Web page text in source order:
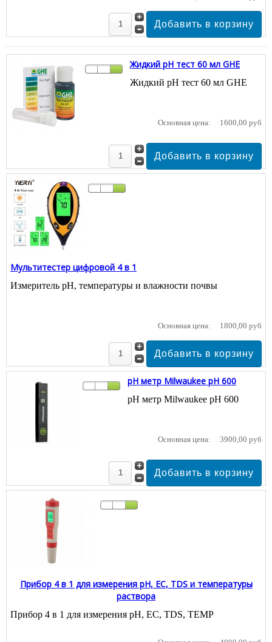
Жидкий pH тест 60 мл GHE
Жидкий pH тест 60 мл GHE
Основная цена: 1600,00 руб
Мультитестер цифровой 4 в 1
Измеритель pH, температуры и влажности почвы
Основная цена: 1800,00 руб
pH метр Milwaukee pH 600
pH метр Milwaukee pH 600
Основная цена: 3900,00 руб
Прибор 4 в 1 для измерения pH, EC, TDS и температуры
раствора
Прибор 4 в 1 для измерения pH, EC, TDS, TEMP